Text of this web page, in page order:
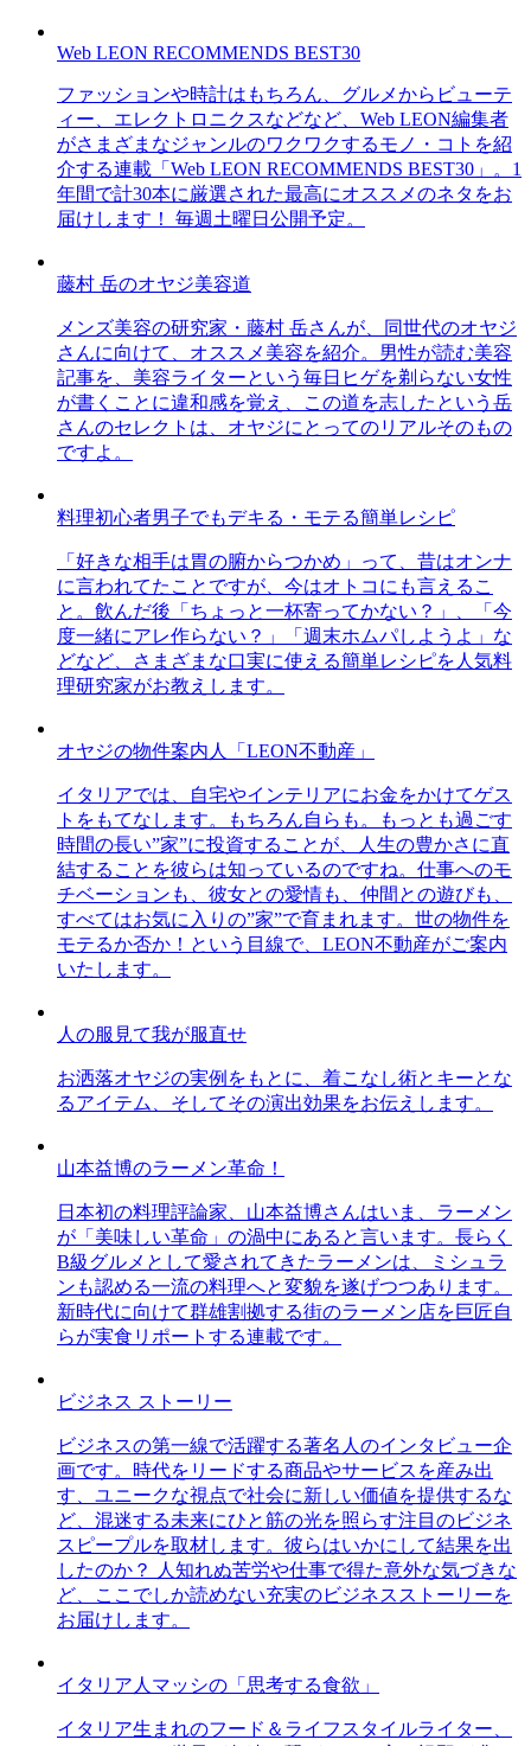
Web LEON RECOMMENDS BEST30
ファッションや時計はもちろん、グルメからビューテ
ィー、エレクトロニクスなどなど、Web LEON編集者
がさまざまなジャンルのワクワクするモノ・コトを紹
介する連載「Web LEON RECOMMENDS BEST30」。1
年間で計30本に厳選された最高にオススメのネタをお
届けします！ 毎週土曜日公開予定。
藤村 岳のオヤジ美容道
メンズ美容の研究家・藤村 岳さんが、同世代のオヤジ
さんに向けて、オススメ美容を紹介。男性が読む美容
記事を、美容ライターという毎日ヒゲを剃らない女性
が書くことに違和感を覚え、この道を志したという岳
さんのセレクトは、オヤジにとってのリアルそのもの
ですよ。
料理初心者男子でもデキる・モテる簡単レシピ
「好きな相手は胃の腑からつかめ」って、昔はオンナ
に言われてたことですが、今はオトコにも言えるこ
と。飲んだ後「ちょっと一杯寄ってかない？」、「今
度一緒にアレ作らない？」「週末ホムパしようよ」な
どなど、さまざまな口実に使える簡単レシピを人気料
理研究家がお教えします。
オヤジの物件案内人「LEON不動産」
イタリアでは、自宅やインテリアにお金をかけてゲス
トをもてなします。もちろん自らも。もっとも過ごす
時間の長い”家”に投資することが、人生の豊かさに直
結することを彼らは知っているのですね。仕事へのモ
チベーションも、彼女との愛情も、仲間との遊びも、
すべてはお気に入りの”家”で育まれます。世の物件を
モテるか否か！という目線で、LEON不動産がご案内
いたします。
人の服見て我が服直せ
お洒落オヤジの実例をもとに、着こなし術とキーとな
るアイテム、そしてその演出効果をお伝えします。
山本益博のラーメン革命！
日本初の料理評論家、山本益博さんはいま、ラーメン
が「美味しい革命」の渦中にあると言います。長らく
B級グルメとして愛されてきたラーメンは、ミシュラ
ンも認める一流の料理へと変貌を遂げつつあります。
新時代に向けて群雄割拠する街のラーメン店を巨匠自
らが実食リポートする連載です。
ビジネス ストーリー
ビジネスの第一線で活躍する著名人のインタビュー企
画です。時代をリードする商品やサービスを産み出
す、ユニークな視点で社会に新しい価値を提供するな
ど、混迷する未来にひと筋の光を照らす注目のビジネ
スピープルを取材します。彼らはいかにして結果を出
したのか？ 人知れぬ苦労や仕事で得た意外な気づきな
ど、ここでしか読めない充実のビジネスストーリーを
お届けします。
イタリア人マッシの「思考する食欲」
イタリア生まれのフード＆ライフスタイルライター、